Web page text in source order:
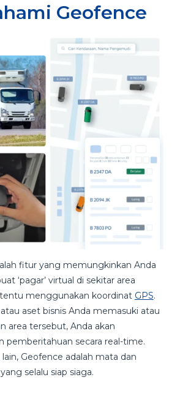
Geofence
fitur yang memungkinkan Anda
‘pagar’ virtual di sekitar area
menggunakan koordinat GPS.
aset bisnis Anda memasuki atau
area tersebut, Anda akan
pemberitahuan secara real-time.
Geofence adalah mata dan
selalu siap siaga.